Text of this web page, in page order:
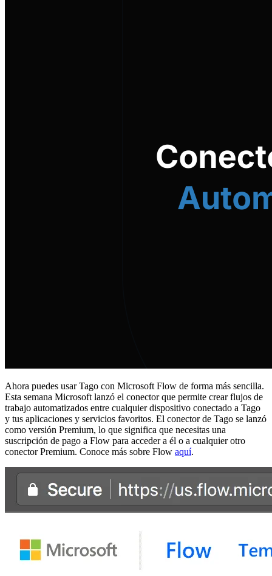
Ahora puedes usar Tago con Microsoft Flow de forma más sencilla.
Esta semana Microsoft lanzó el conector que permite crear flujos de
trabajo automatizados entre cualquier dispositivo conectado a Tago
y tus aplicaciones y servicios favoritos. El conector de Tago se lanzó
como versión Premium, lo que significa que necesitas una
suscripción de pago a Flow para acceder a él o a cualquier otro
conector Premium. Conoce más sobre Flow aquí.